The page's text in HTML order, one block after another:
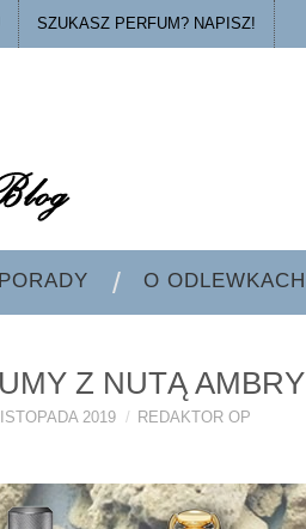
SZUKASZ PERFUM? NAPISZ!
PORADY O ODLEWKACH
Z NUTĄ AMBRY
2019 REDAKTOR OP